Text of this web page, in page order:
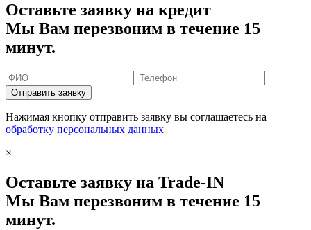
Оставьте заявку на кредит
Мы Вам перезвоним в течение 15
минут.
Отправить заявку
Нажимая кнопку отправить заявку вы соглашаетесь на
обработку персональных данных
×
Оставьте заявку на Trade-IN
Мы Вам перезвоним в течение 15
минут.